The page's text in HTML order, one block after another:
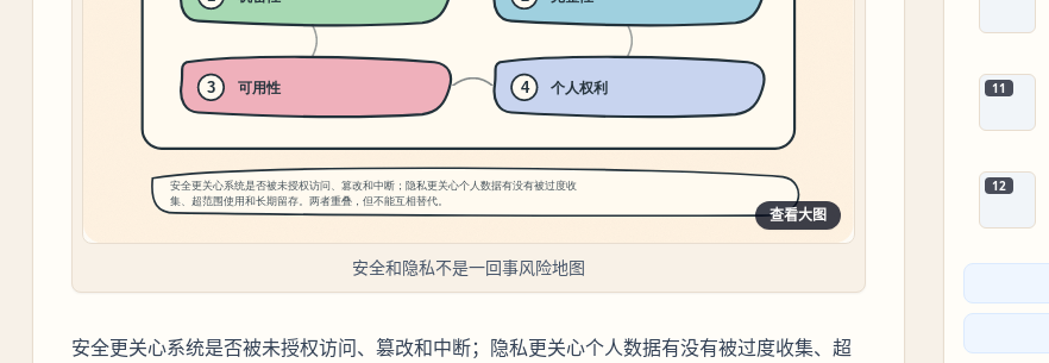
查看大图
安全和隐私不是一回事风险地图
安全更关心系统是否被未授权访问、篡改和中断；隐私更关心个人数据有没有被过度收集、超
11
12